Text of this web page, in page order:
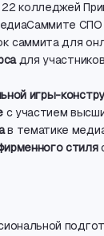
колледжей
СПО
саммита для
для участников
игры-
с участием
в тематике
стиля